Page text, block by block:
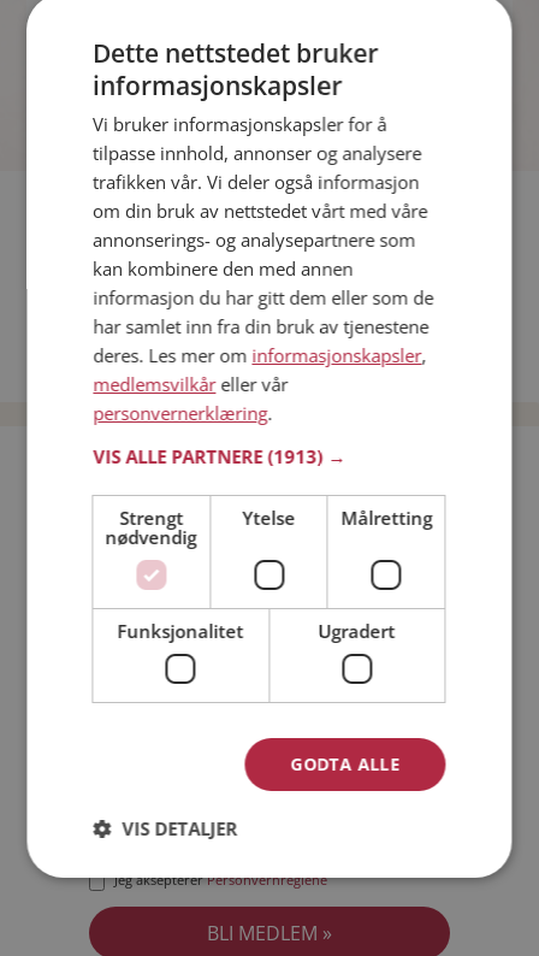
Fler single
Flere singlekvinner fra Bergen:Ma,Msmaybe
Menn fra Bergen
Date kvinner i Norge
Date menn i Norge
Bli medlem gratis!
Jeg er en:
Jeg akseptererPersonvernreglene
Dette nettstedet bruker
informasjonskapsler
Vi bruker informasjonskapsler for å
tilpasse innhold, annonser og analysere
trafikken vår. Vi deler også informasjon
om din bruk av nettstedet vårt med våre
annonserings- og analysepartnere som
kan kombinere den med annen
informasjon du har gitt dem eller som de
har samlet inn fra din bruk av tjenestene
deres. Les mer om informasjonskapsler,
medlemsvilkåreller vår
personvernerklæring.
VIS ALLE PARTNERE(1913) →
Strengt
nødvendig
Ytelse Målretting
Funksjonalitet Ugradert
GODTA ALLE
VIS DETALJER